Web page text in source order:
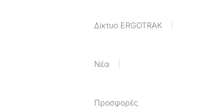
Δίκτυο ERGOTRAK
Nέα
Προσφορές